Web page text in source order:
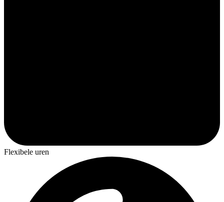
Flexibele uren